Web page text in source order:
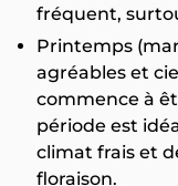
fréquent,
Printemps
agréables et
commence à
période est
climat frais et
floraison.